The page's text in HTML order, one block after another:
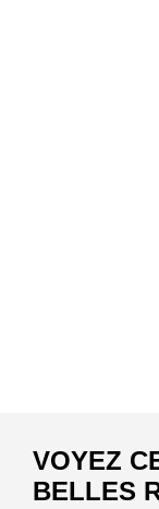
VOYEZ
BELLES